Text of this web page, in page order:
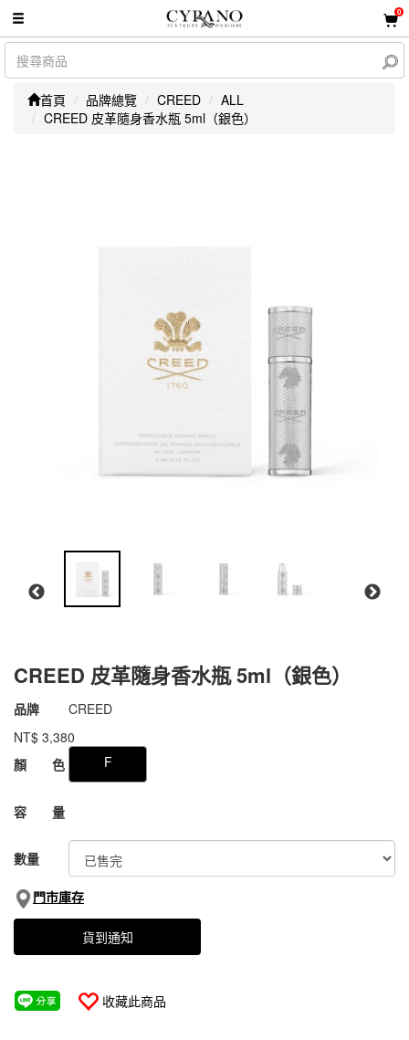
0
首頁 品牌總覽 CREED
ALL
CREED 皮革隨身香水瓶 5ml（銀色）
CREED 皮革隨身香水瓶 5ml（銀色）
商品代號 031jCR039
031jCR039
品牌
CREED
NT$ 3,380
GOODS000000000000008564089
顏 色 F
容 量
數量
門市庫存
貨到通知
收藏此商品